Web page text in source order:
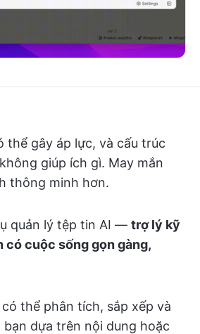
thể gây áp lực, và cấu trúc
giúp ích gì. May mắn
thông minh hơn.
quản lý tệp tin AI — trợ lý kỹ
có cuộc sống gọn gàng,
thể phân tích, sắp xếp và
bạn dựa trên nội dung hoặc